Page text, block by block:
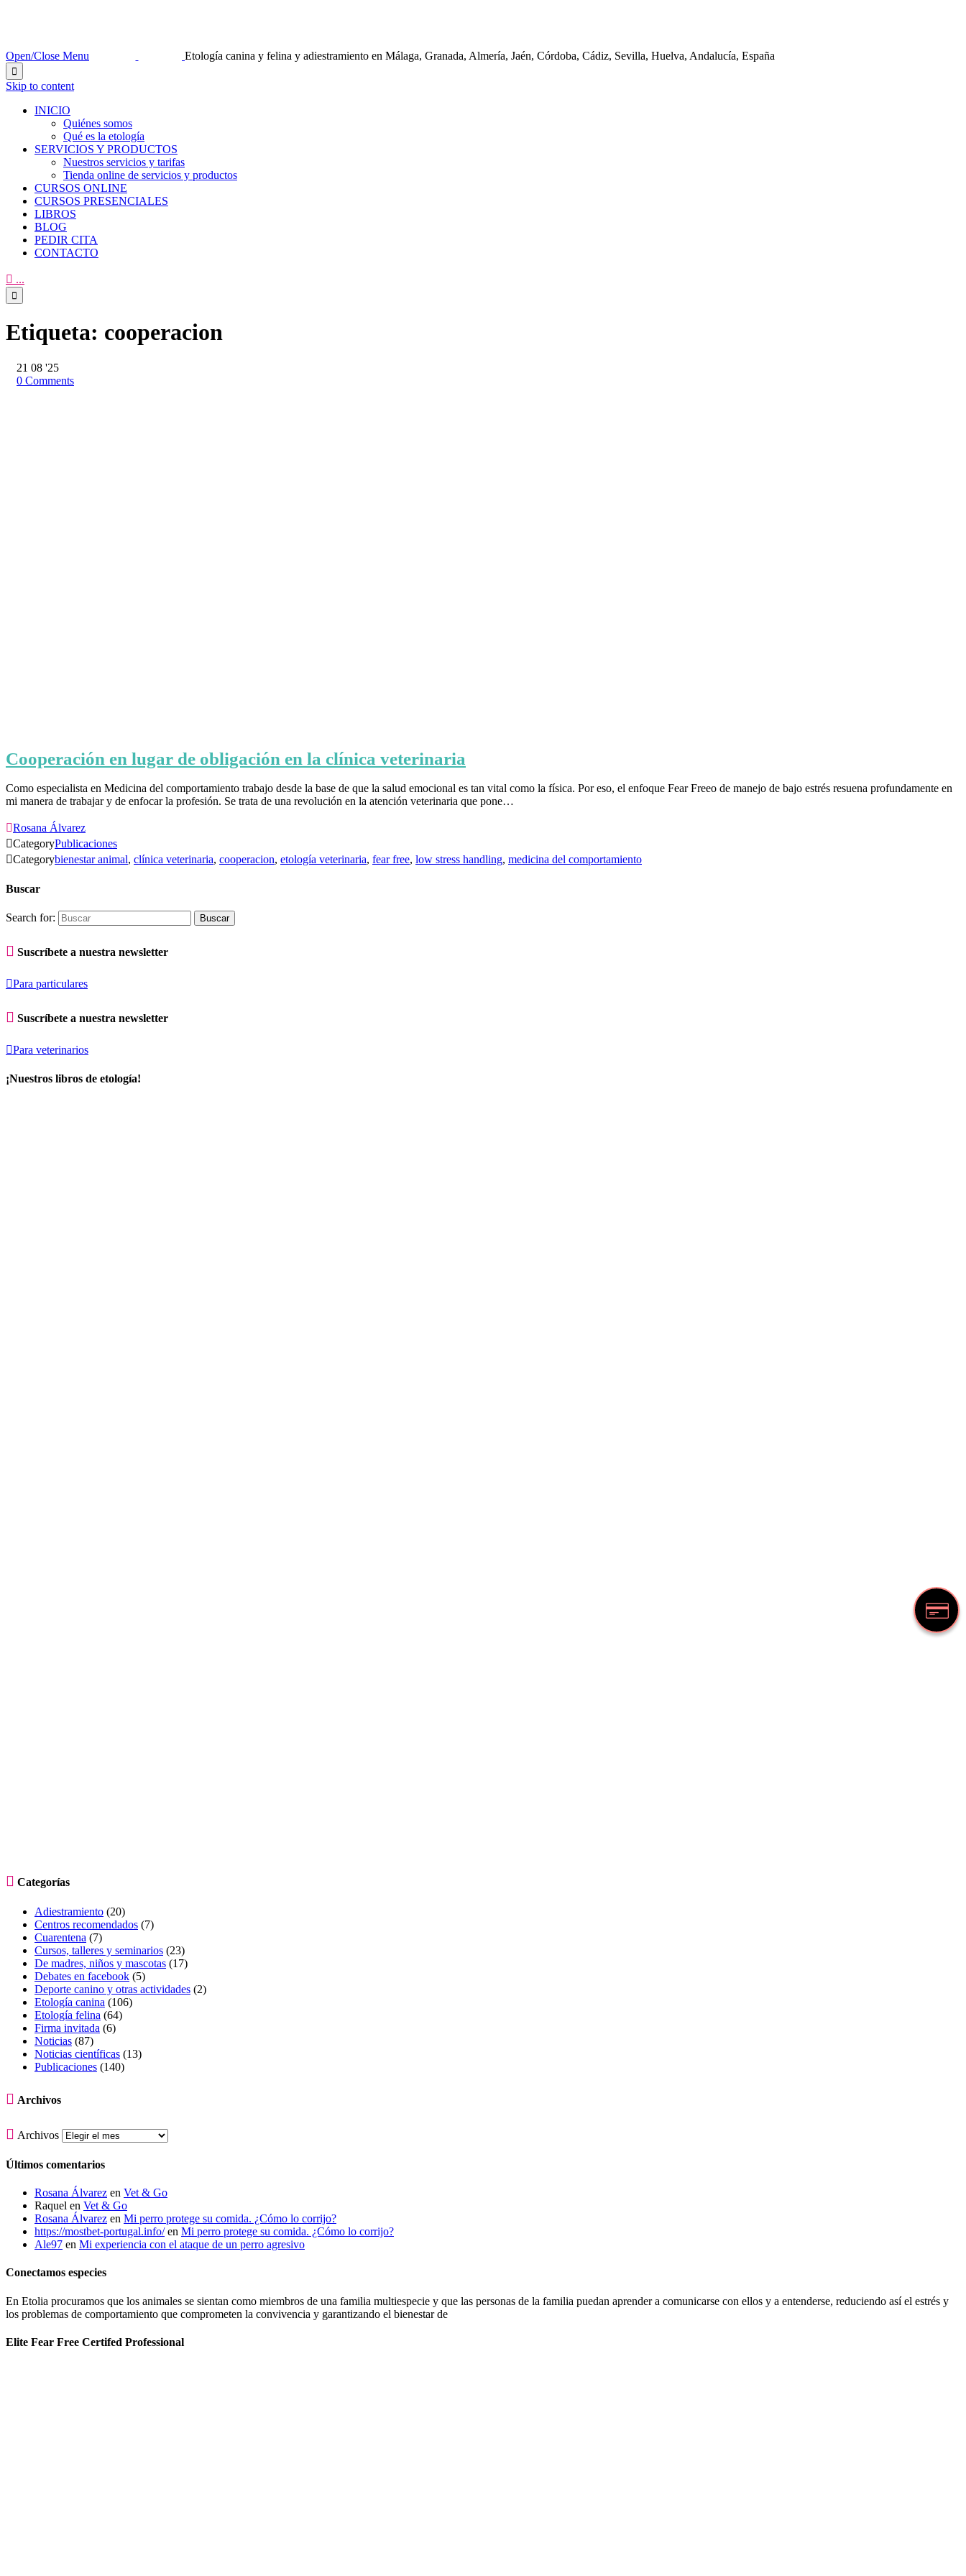
Open/Close Menu Etología canina y felina y adiestramiento en Málaga, Granada, Almería, Jaén, Córdoba, Cádiz, Sevilla, Huelva, Andalucía, España

Skip to content
INICIO
Quiénes somos
Qué es la etología
SERVICIOS Y PRODUCTOS
Nuestros servicios y tarifas
Tienda online de servicios y productos
CURSOS ONLINE
CURSOS PRESENCIALES
LIBROS
BLOG
PEDIR CITA
CONTACTO
 ...

Etiqueta: cooperacion
21 08 '25
0 Comments
Cooperación en lugar de obligación en la clínica veterinaria
Como especialista en Medicina del comportamiento trabajo desde la base de que la salud emocional es tan vital como la física. Por eso, el enfoque Fear Freeo de manejo de bajo estrés resuena profundamente en
mi manera de trabajar y de enfocar la profesión. Se trata de una revolución en la atención veterinaria que pone…
Rosana Álvarez
CategoryPublicaciones
Categorybienestar animal, clínica veterinaria, cooperacion, etología veterinaria, fear free, low stress handling, medicina del comportamiento
Buscar
Search for:
 Suscríbete a nuestra newsletter
Para particulares
 Suscríbete a nuestra newsletter
Para veterinarios
¡Nuestros libros de etología!
 Categorías
Adiestramiento (20)
Centros recomendados (7)
Cuarentena (7)
Cursos, talleres y seminarios (23)
De madres, niños y mascotas (17)
Debates en facebook (5)
Deporte canino y otras actividades (2)
Etología canina (106)
Etología felina (64)
Firma invitada (6)
Noticias (87)
Noticias científicas (13)
Publicaciones (140)
 Archivos
 Archivos
Últimos comentarios
Rosana Álvarez en Vet & Go
Raquel en Vet & Go
Rosana Álvarez en Mi perro protege su comida. ¿Cómo lo corrijo?
https://mostbet-portugal.info/en Mi perro protege su comida. ¿Cómo lo corrijo?
Ale97 en Mi experiencia con el ataque de un perro agresivo
Conectamos especies
En Etolia procuramos que los animales se sientan como miembros de una familia multiespecie y que las personas de la familia puedan aprender a comunicarse con ellos y a entenderse, reduciendo así el estrés y
los problemas de comportamiento que comprometen la convivencia y garantizando el bienestar de
Elite Fear Free Certifed Professional